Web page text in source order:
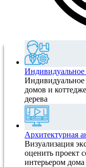
Индивидуальное
Индивидуальное
домов и
дерева
Архитектурная
Визуализация
оценить проект
интерьером дома